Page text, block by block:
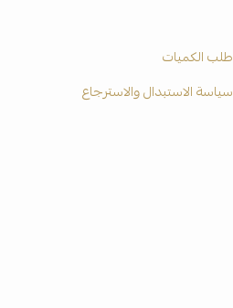
طلب الكميات
سياسة الاستبدال والاسترجاع